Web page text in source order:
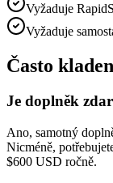
Vyžaduje
Vyžaduje
Často
Je doplněk
Ano, samotný
Nicméně,
$600 USD ročně.